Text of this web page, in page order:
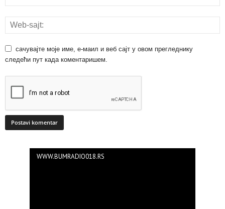
сачувајте моје име, е-маил и веб сајт у овом прегледнику
следећи пут када коментаришем.
WWW.BUMRADIO018.RS